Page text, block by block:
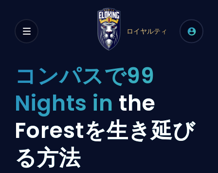
ロイヤルティ
コンパスで99
Nights in the
Forestを生き延び
る方法